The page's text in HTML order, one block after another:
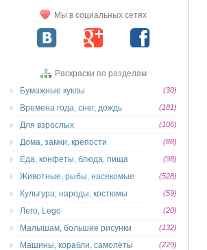
Мы в социальных сетях
Раскраски по разделам
Бумажные куклы
(30)
Времена года, снег, дождь (181)
Для взрослых (106)
Дома, замки, крепости (88)
Еда, конфеты, блюда, пища (98)
Животные, рыбы, насекомые (528)
Культура, народы, костюмы (59)
Лего, Lego (20)
Малышам, большие рисунки (132)
Машины, корабли, самолёты (229)